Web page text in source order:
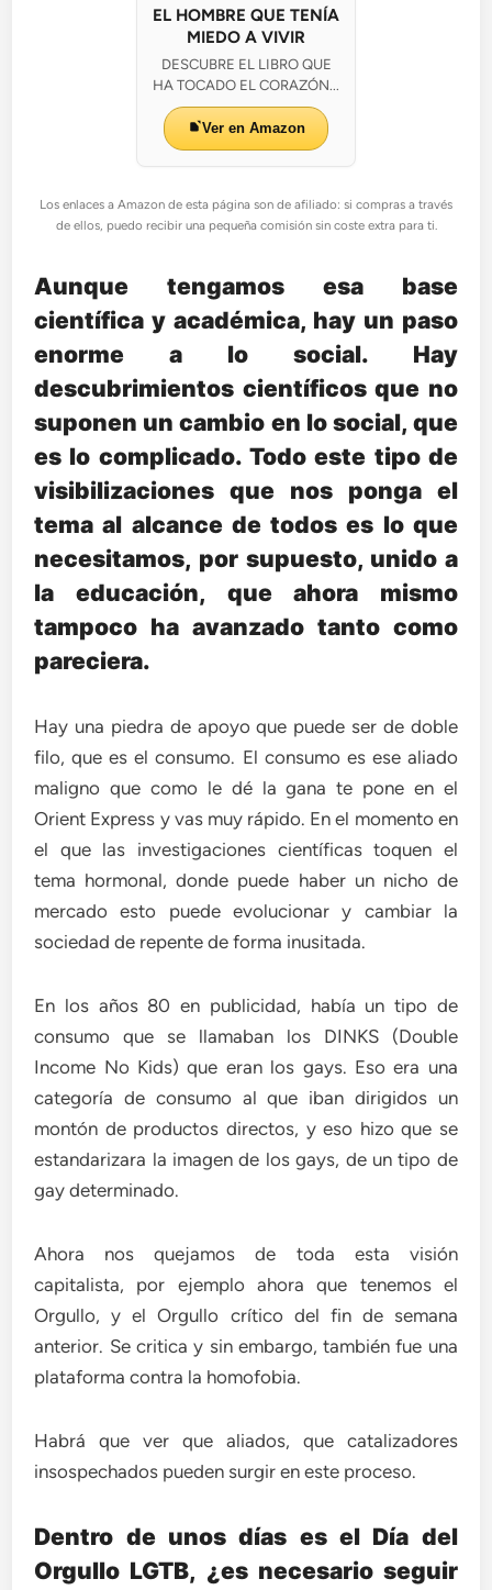
EL HOMBRE QUE TENÍA
MIEDO A VIVIR
DESCUBRE EL LIBRO QUE
HA TOCADO EL CORAZÓN...
Ver en Amazon
Los enlaces a Amazon de esta página son de afiliado: si compras a través
de ellos, puedo recibir una pequeña comisión sin coste extra para ti.
Aunque tengamos esa base
científica y académica, hay un paso
enorme a lo social. Hay
descubrimientos científicos que no
suponen un cambio en lo social, que
es lo complicado. Todo este tipo de
visibilizaciones que nos ponga el
tema al alcance de todos es lo que
necesitamos, por supuesto, unido a
la educación, que ahora mismo
tampoco ha avanzado tanto como
pareciera.
Hay una piedra de apoyo que puede ser de doble
filo, que es el consumo. El consumo es ese aliado
maligno que como le dé la gana te pone en el
Orient Express y vas muy rápido. En el momento en
el que las investigaciones científicas toquen el
tema hormonal, donde puede haber un nicho de
mercado esto puede evolucionar y cambiar la
sociedad de repente de forma inusitada.
En los años 80 en publicidad, había un tipo de
consumo que se llamaban los DINKS (Double
Income No Kids) que eran los gays. Eso era una
categoría de consumo al que iban dirigidos un
montón de productos directos, y eso hizo que se
estandarizara la imagen de los gays, de un tipo de
gay determinado.
Ahora nos quejamos de toda esta visión
capitalista, por ejemplo ahora que tenemos el
Orgullo, y el Orgullo crítico del fin de semana
anterior. Se critica y sin embargo, también fue una
plataforma contra la homofobia.
Habrá que ver que aliados, que catalizadores
insospechados pueden surgir en este proceso.
Dentro de unos días es el Día del
Orgullo LGTB, ¿es necesario seguir